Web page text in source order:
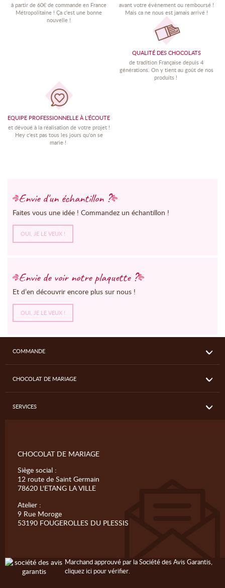
à partir de 60€ de commande en France
Métropolitaine ! Ça c'est une bonne
nouvelle !
avant votre évènement ou remboursé !
Mais ca ne nous est jamais arrivé !
QUALITÉ DES CHOCOLATS
de tradition Française depuis 4
générations. On y tient au goût de nos
produits !
EQUIPE PROFESSIONNELLE À L'ÉCOUTE
et dévoué à la réalisation de votre projet !
Hey c'est pas tous les jours qu'on se
marie !
Envie d'un échantillon ?
Faites vous une idée ! Commandez un échantillon !
OUI, JE LE VEUX !
Envie de voir notre plaquette ?
Et d’en découvrir encore plus sur nous !
OUI, JE LE VEUX !
COMMANDE
CHOCOLAT DE MARIAGE
SERVICES
CHOCOLAT DE MARIAGE
Siège social :
12 route de Saint Germain
78620 L'ETANG LA VILLE
Atelier :
9 Rue Moroge
53190 FOUGEROLLES DU PLESSIS
Marchand approuvé par la Société des Avis Garantis,
cliquez ici pour vérifier.